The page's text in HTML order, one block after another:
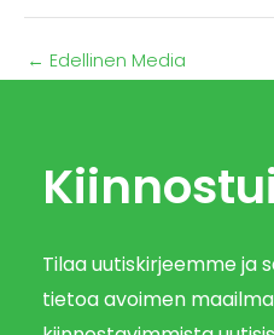
← Edellinen Media
Tilaa uutiskirjeemme ja
tietoa avoimen